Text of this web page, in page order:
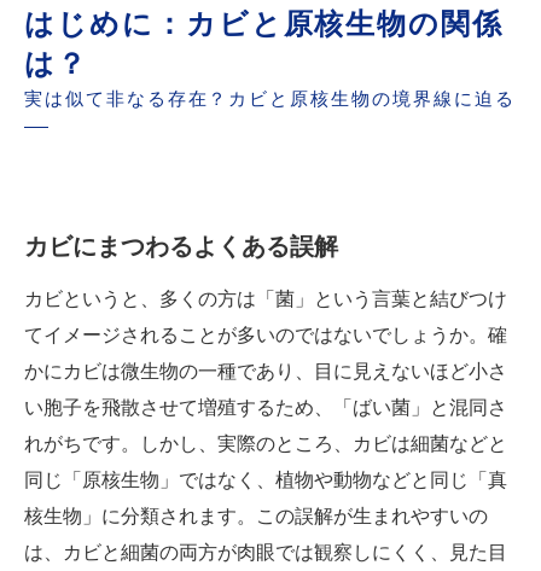
終わりに：MIST工法®カビバスターズ本部から
のメッセージ
世良 秀雄-カビのプロフェッシャル-
はじめに：カビと原核生物の関係
は？
実は似て非なる存在？カビと原核生物の境界線に迫る
カビにまつわるよくある誤解
カビというと、多くの方は「菌」という言葉と結びつけ
てイメージされることが多いのではないでしょうか。確
かにカビは微生物の一種であり、目に見えないほど小さ
い胞子を飛散させて増殖するため、「ばい菌」と混同さ
れがちです。しかし、実際のところ、カビは細菌などと
同じ「原核生物」ではなく、植物や動物などと同じ「真
核生物」に分類されます。この誤解が生まれやすいの
は、カビと細菌の両方が肉眼では観察しにくく、見た目